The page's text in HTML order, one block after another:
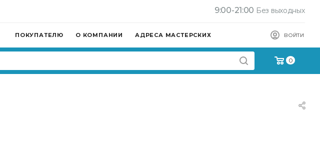
9:00-21:00 Без выходных
ВОЙТИ
ПОКУПАТЕЛЮ О КОМПАНИИ АДРЕСА МАСТЕРСКИХ
0